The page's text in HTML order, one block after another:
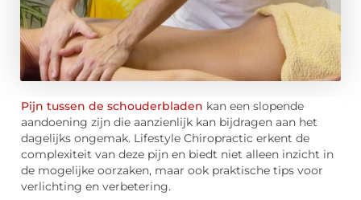
Pijn tussen de schouderbladen kan een slopende
aandoening zijn die aanzienlijk kan bijdragen aan het
dagelijks ongemak. Lifestyle Chiropractic erkent de
complexiteit van deze pijn en biedt niet alleen inzicht in
de mogelijke oorzaken, maar ook praktische tips voor
verlichting en verbetering.